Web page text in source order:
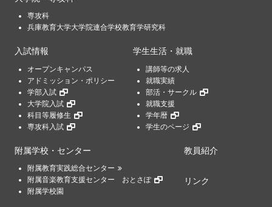
専攻科
兵庫教育大学大学院連合学校教育学研究科
入試情報
オープンキャンパス
アドミッション・ポリシー
学部入試
大学院入試
科目等履修生
専攻科入試
学生生活・就職
講師等の求人
就職実績
部活・サークル
就職支援
学年暦
学生のページ
附属学校・センター
附属教育実践総合センター
附属音楽教育支援センター おとさぽ
附属学校園
教員紹介
リンク